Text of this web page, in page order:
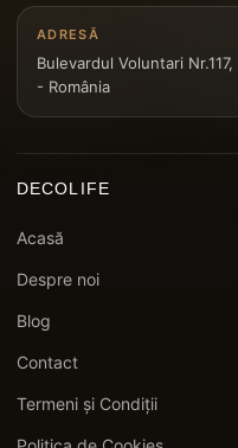
ADRESĂ
Bulevardul Voluntari
- România
DECOLIFE
Acasă
Despre noi
Blog
Contact
Termeni și Condiții